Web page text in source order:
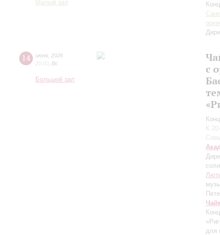
Малый зал
14 июня 2026
20:00 Вс
Большой зал
с
К
для